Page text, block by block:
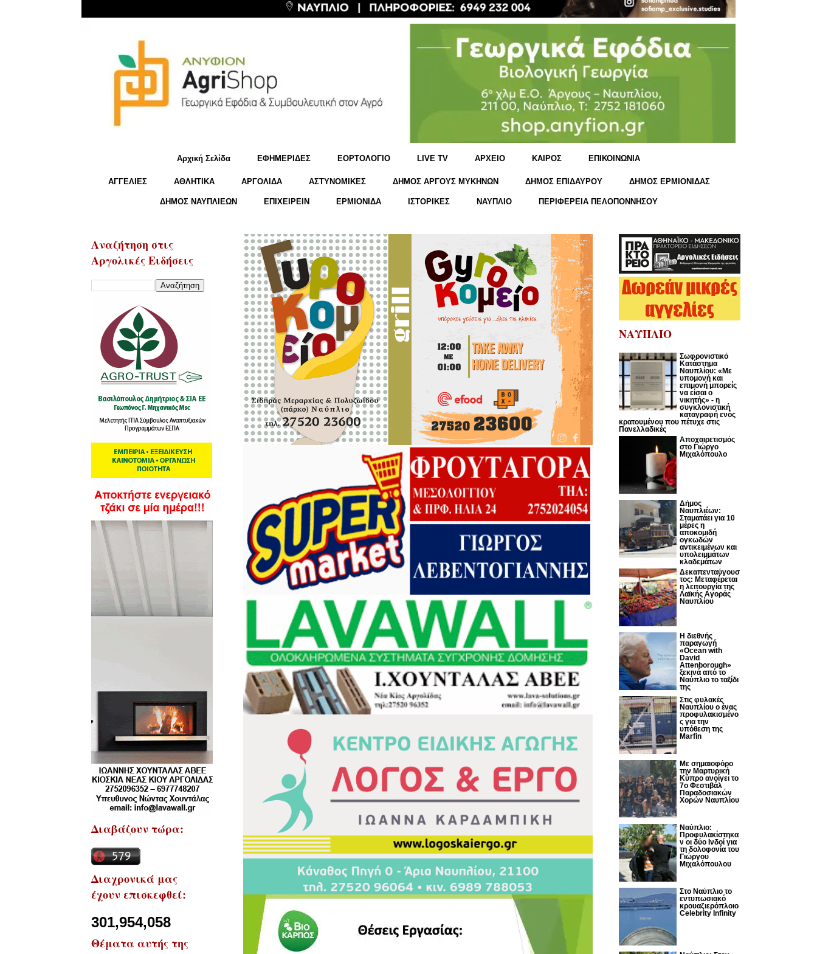
Αρχική Σελίδα ΕΦΗΜΕΡΙΔΕΣ ΕΟΡΤΟΛΟΓΙΟ LIVE TV ΑΡΧΕΙΟ KΑΙΡΟΣ ΕΠΙΚΟΙΝΩΝΙΑ
ΑΓΓΕΛΙΕΣ ΑΘΛΗΤΙΚΑ ΑΡΓΟΛΙΔΑ ΑΣΤΥΝΟΜΙΚΕΣ ΔΗΜΟΣ ΑΡΓΟΥΣ ΜΥΚΗΝΩΝ ΔΗΜΟΣ ΕΠΙΔΑΥΡΟΥ ΔΗΜΟΣ ΕΡΜΙΟΝΙΔΑΣ
ΔΗΜΟΣ ΝΑΥΠΛΙΕΩΝ ΕΠΙΧΕΙΡΕΙΝ ΕΡΜΙΟΝΙΔΑ ΙΣΤΟΡΙΚΕΣ ΝΑΥΠΛΙΟ ΠΕΡΙΦΕΡΕΙΑ ΠΕΛΟΠΟΝΝΗΣΟΥ
Αναζήτηση στις
Αργολικές Ειδήσεις
Διαβάζουν τώρα:
Διαχρονικά μας
έχουν επισκεφθεί:
301,954,058
Θέματα αυτής της
ΝΑΥΠΛΙΟ
Σωφρονιστικό
Κατάστημα
Ναυπλίου: «Με
υπομονή και
επιμονή μπορείς
να είσαι ο
νικητής» - η
συγκλονιστική
καταγραφή ενός
κρατουμένου που πέτυχε στις
Πανελλαδικές
Αποχαιρετισμός
στο Γιώργο
Μιχαλόπουλο
Δήμος
Ναυπλιέων:
Σταματάει για 10
μέρες η
αποκομιδή
ογκωδών
αντικειμένων και
υπολειμμάτων
κλαδεμάτων
Δεκαπενταύγουσ
τος: Μεταφέρεται
η λειτουργία της
Λαϊκής Αγοράς
Ναυπλίου
Η διεθνής
παραγωγή
«Ocean with
David
Attenborough»
ξεκινά από το
Ναύπλιο το ταξίδι
της
Στις φυλακές
Ναυπλίου ο ένας
προφυλακισμένο
ς για την
υπόθεση της
Marfin
Με σημαιοφόρο
την Μαρτυρική
Κύπρο ανοίγει το
7ο Φεστιβάλ
Παραδοσιακών
Χορών Ναυπλίου
Ναύπλιο:
Προφυλακίστηκα
ν οι δύο Ινδοί για
τη δολοφονία του
Γιώργου
Μιχαλόπουλου
Στο Ναύπλιο το
εντυπωσιακό
κρουαζιερόπλοιο
Celebrity Infinity